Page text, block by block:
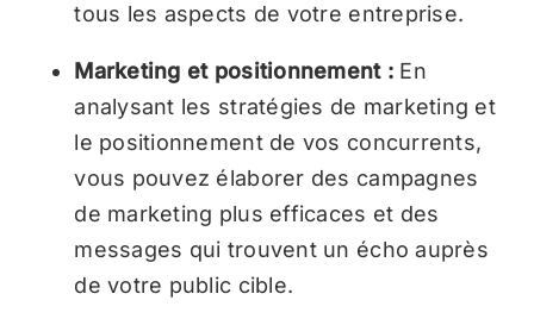
tous les aspects de votre entreprise.
Marketing et positionnement : En
analysant les stratégies de marketing et
le positionnement de vos concurrents,
vous pouvez élaborer des campagnes
de marketing plus efficaces et des
messages qui trouvent un écho auprès
de votre public cible.